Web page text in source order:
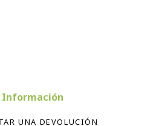
UNA DEVOLUCIÓN